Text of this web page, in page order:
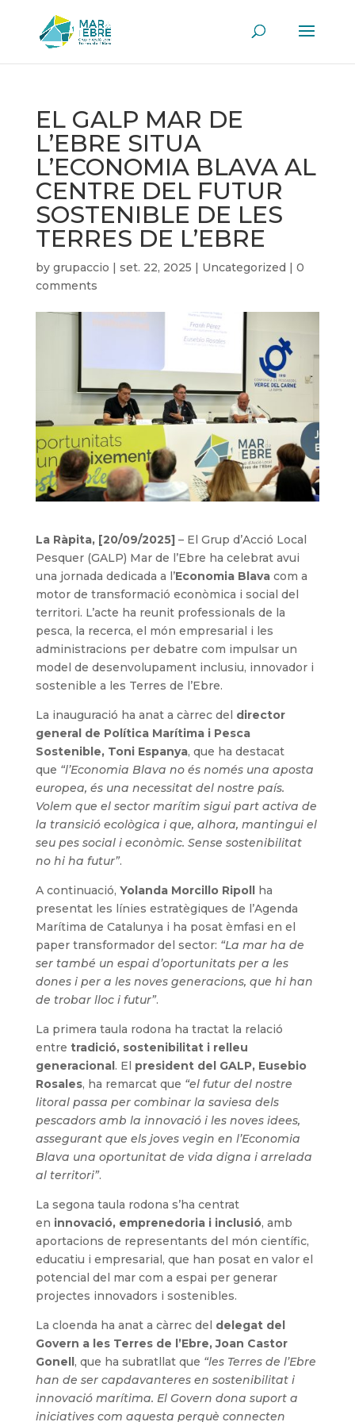
EL GALP MAR DE
L’EBRE SITUA
L’ECONOMIA BLAVA AL
CENTRE DEL FUTUR
SOSTENIBLE DE LES
TERRES DE L’EBRE
by grupaccio | set. 22, 2025 | Uncategorized | 0
comments
La Ràpita, [20/09/2025]– El Grup d’Acció Local
Pesquer (GALP) Mar de l’Ebre ha celebrat avui
una jornada dedicada a l’Economia Blavacom a
motor de transformació econòmica i social del
territori. L’acte ha reunit professionals de la
pesca, la recerca, el món empresarial i les
administracions per debatre com impulsar un
model de desenvolupament inclusiu, innovador i
sostenible a les Terres de l’Ebre.
La inauguració ha anat a càrrec del director
general de Política Marítima i Pesca
Sostenible, Toni Espanya, que ha destacat
que “l’Economia Blava no és només una aposta
europea, és una necessitat del nostre país.
Volem que el sector marítim sigui part activa de
la transició ecològica i que, alhora, mantingui el
seu pes social i econòmic. Sense sostenibilitat
no hi ha futur”.
A continuació, Yolanda Morcillo Ripollha
presentat les línies estratègiques de l’Agenda
Marítima de Catalunya i ha posat èmfasi en el
paper transformador del sector: “La mar ha de
ser també un espai d’oportunitats per a les
dones i per a les noves generacions, que hi han
de trobar lloc i futur”.
La primera taula rodona ha tractat la relació
entre tradició, sostenibilitat i relleu
generacional. El president del GALP, Eusebio
Rosales, ha remarcat que “el futur del nostre
litoral passa per combinar la saviesa dels
pescadors amb la innovació i les noves idees,
assegurant que els joves vegin en l’Economia
Blava una oportunitat de vida digna i arrelada
al territori”.
La segona taula rodona s’ha centrat
en innovació, emprenedoria i inclusió, amb
aportacions de representants del món científic,
educatiu i empresarial, que han posat en valor el
potencial del mar com a espai per generar
projectes innovadors i sostenibles.
La cloenda ha anat a càrrec del delegat del
Govern a les Terres de l’Ebre, Joan Castor
Gonell, que ha subratllat que “les Terres de l’Ebre
han de ser capdavanteres en sostenibilitat i
innovació marítima. El Govern dona suport a
iniciatives com aquesta perquè connecten